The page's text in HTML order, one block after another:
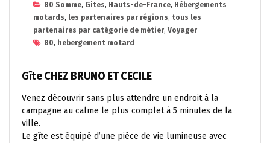
80 Somme, Gites, Hauts-de-France, Hébergements
motards, les partenaires par régions, tous les
partenaires par catégorie de métier, Voyager
80, hebergement motard
Gîte CHEZ BRUNO ET CECILE
Venez découvrir sans plus attendre un endroit à la
campagne au calme le plus complet à 5 minutes de la
ville.
Le gîte est équipé d’une pièce de vie lumineuse avec